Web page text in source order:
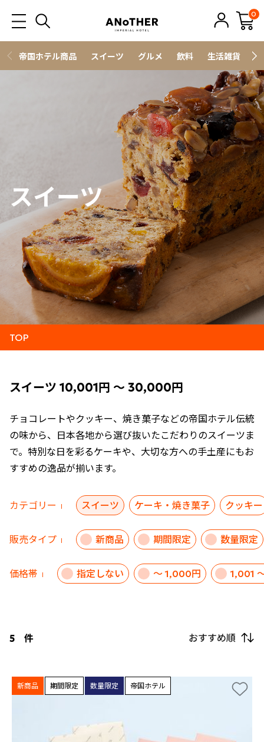
0
帝国ホテル商品 スイーツ グルメ 飲料 生活雑貨
スイーツ
TOP
スイーツ 10,001円 ～ 30,000円
チョコレートやクッキー、焼き菓子などの帝国ホテル伝統
の味から、日本各地から選び抜いたこだわりのスイーツま
で。特別な日を彩るケーキや、大切な方への手土産にもお
すすめの逸品が揃います。
カテゴリー スイーツ ケーキ・焼き菓子 クッキー
販売タイプ 新商品 期間限定 数量限定
価格帯 指定しない ～ 1,000円 1,001
5 件 おすすめ順
新商品 期間限定 数量限定 帝国ホテル